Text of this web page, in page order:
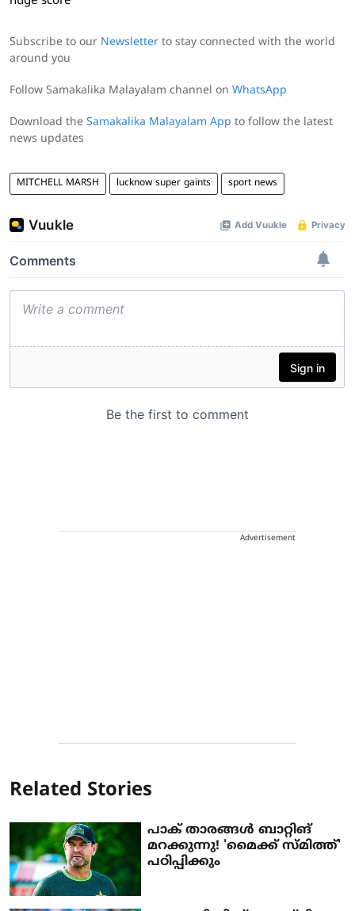
Subscribe to our Newsletter to stay connected with the world
around you
Follow Samakalika Malayalam channel on WhatsApp
Download the Samakalika Malayalam App to follow the latest
news updates
MITCHELL MARSH lucknow super gaints sport news
Advertisement
Related Stories
പാക് താരങ്ങൾ ബാറ്റിങ്
മറക്കുന്നു! 'മൈക്ക് സ്മിത്ത്'
പഠിപ്പിക്കും